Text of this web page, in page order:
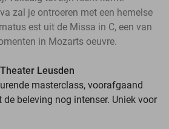
zal je ontroeren met een hemelse
est uit de Missa in C, een van
in Mozarts oeuvre.
Leusden
masterclass, voorafgaand
beleving nog intenser. Uniek voor